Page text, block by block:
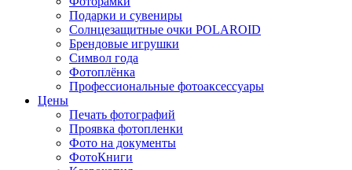
Подарки и сувениры
Солнцезащитные очки POLAROID
Брендовые игрушки
Символ года
Фотоплёнка
Профессиональные фотоаксессуары
Цены
Печать фотографий
Проявка фотопленки
Фото на документы
ФотоКниги